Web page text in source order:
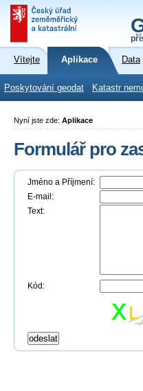
Vítejte Aplikace Data
Poskytování geodat Katastr
Nyní jste zde: Aplikace
Formulář pro
Jméno a Příjmení:
E-mail:
Text:
Kód: